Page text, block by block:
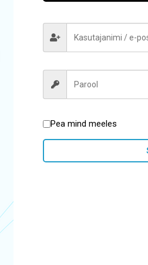
Hoolikalt valitud sortiment
ja
Brändid
Pea mind meeles